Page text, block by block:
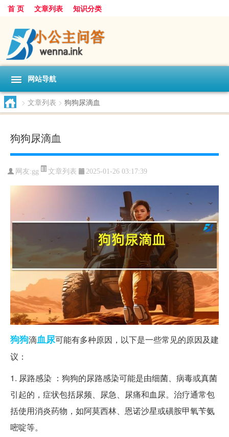
首 页 文章列表 知识分类
网站导航
> 文章列表 > 狗狗尿滴血
狗狗尿滴血
网友:gg 文章列表 2025-01-26 03:17:39
狗狗滴血尿可能有多种原因，以下是一些常见的原因及建
议：
1. 尿路感染 ：狗狗的尿路感染可能是由细菌、病毒或真菌
引起的，症状包括尿频、尿急、尿痛和血尿。治疗通常包
括使用消炎药物，如阿莫西林、恩诺沙星或磺胺甲氧苄氨
嘧啶等。